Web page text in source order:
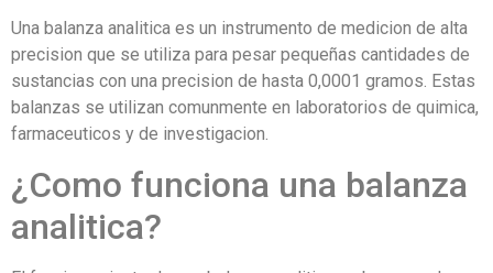
Una balanza analitica es un instrumento de medicion de alta
precision que se utiliza para pesar pequeñas cantidades de
sustancias con una precision de hasta 0,0001 gramos. Estas
balanzas se utilizan comunmente en laboratorios de quimica,
farmaceuticos y de investigacion.
¿Como funciona una balanza
analitica?